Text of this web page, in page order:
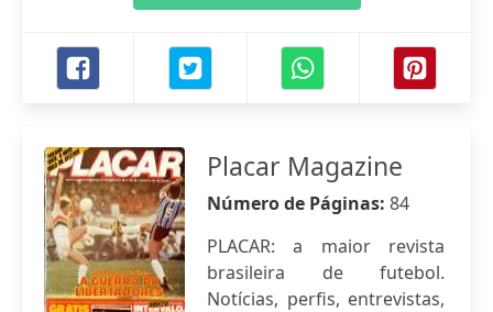
Placar Magazine
Número de Páginas: 84
PLACAR: a maior revista
brasileira de futebol.
Notícias, perfis, entrevistas,